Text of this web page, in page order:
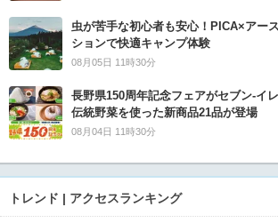
虫が苦手な初心者も安心！PICA×アー
ションで快適キャンプ体験
08月05日 11時30分
長野県150周年記念フェアがセブン-イ
伝統野菜を使った新商品21品が登場
08月04日 11時30分
トレンド | アクセスランキング